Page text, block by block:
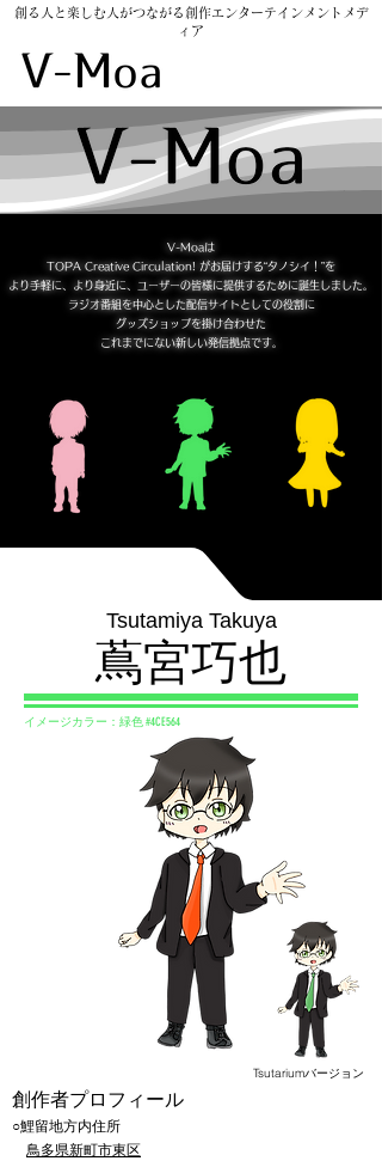
創る人と楽しむ人がつながる創作エンターテインメントメデ
ィア
V-Moa​は
TOPA Creative Circulation! がお届けする“タノシイ！”を
より手軽に、より身近に、ユーザーの皆様に提供するために誕生しました。
ラジオ番組を中心とした配信サイトとしての役割に
グッズショップを掛け合わせた
これまでにない新しい発信拠点です。
Tsutamiya Takuya
蔦宮巧也
イメージカラー：緑色 #4CE564
​Tsutariumバージョン
​創作者プロフィール
​○鯉留地方内住所
鳥多県新町市東区